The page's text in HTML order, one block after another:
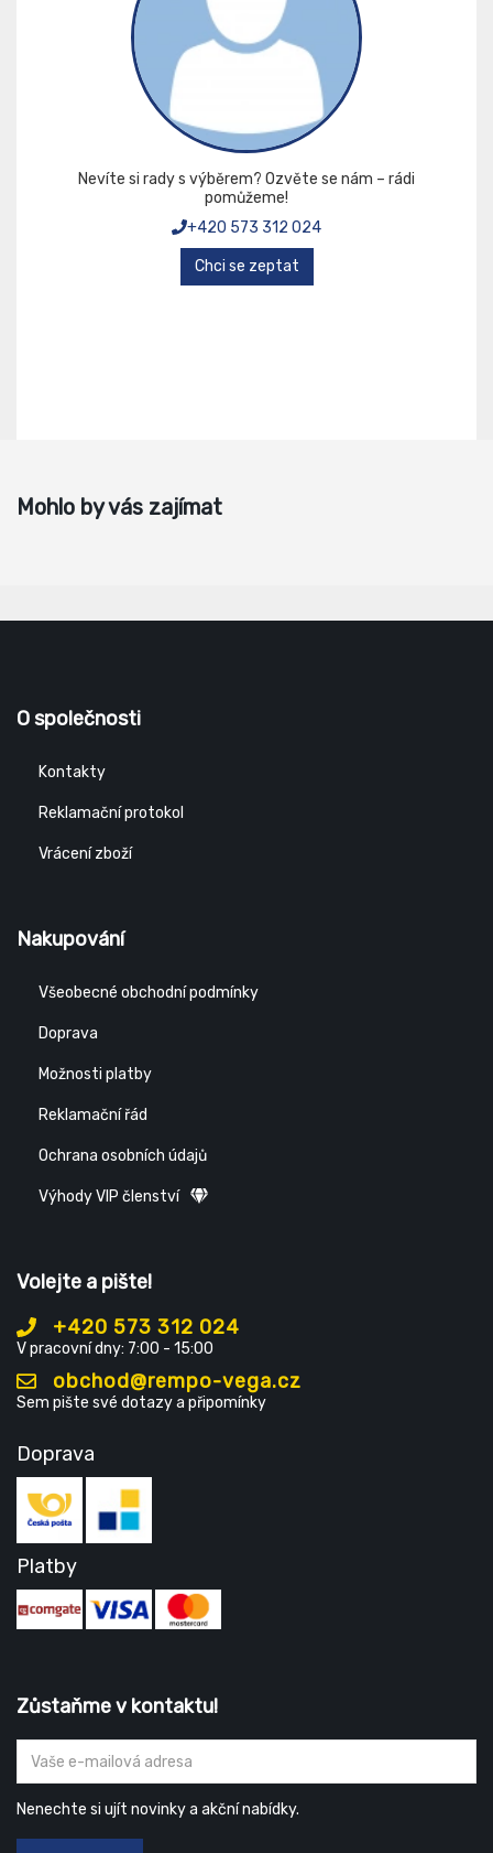
Nevíte si rady s výběrem? Ozvěte se nám – rádi
pomůžeme!
+420 573 312 024
Chci se zeptat
Mohlo by vás zajímat
O společnosti
Kontakty
Reklamační protokol
Vrácení zboží
Nakupování
Všeobecné obchodní podmínky
Doprava
Možnosti platby
Reklamační řád
Ochrana osobních údajů
Výhody VIP členství
Volejte a pište!
+420 573 312 024
V pracovní dny: 7:00 - 15:00
obchod@rempo-vega.cz
Sem pište své dotazy a připomínky
Doprava
Platby
Zůstaňme v kontaktu!
Nenechte si ujít novinky a akční nabídky.